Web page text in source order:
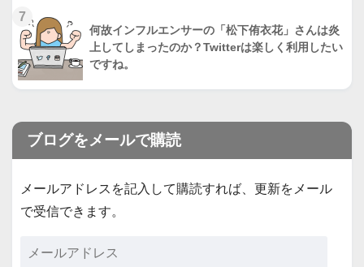
7
何故インフルエンサーの「松下侑衣花」さんは炎
上してしまったのか？Twitterは楽しく利用したい
ですね。
ブログをメールで購読
メールアドレスを記入して購読すれば、更新をメール
で受信できます。